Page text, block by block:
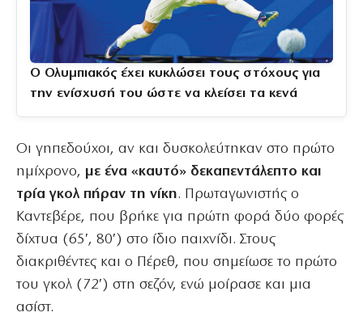
Ο Ολυμπιακός έχει κυκλώσει τους στόχους για
την ενίσχυσή του ώστε να κλείσει τα κενά
Οι γηπεδούχοι, αν και δυσκολεύτηκαν στο πρώτο
ημίχρονο, με ένα «καυτό» δεκαπεντάλεπτο και
τρία γκολ πήραν τη νίκη. Πρωταγωνιστής ο
Καντεβέρε, που βρήκε για πρώτη φορά δύο φορές
δίχτυα (65′, 80′) στο ίδιο παιχνίδι. Στους
διακριθέντες και ο Πέρεθ, που σημείωσε το πρώτο
του γκολ (72′) στη σεζόν, ενώ μοίρασε και μια
ασίστ.